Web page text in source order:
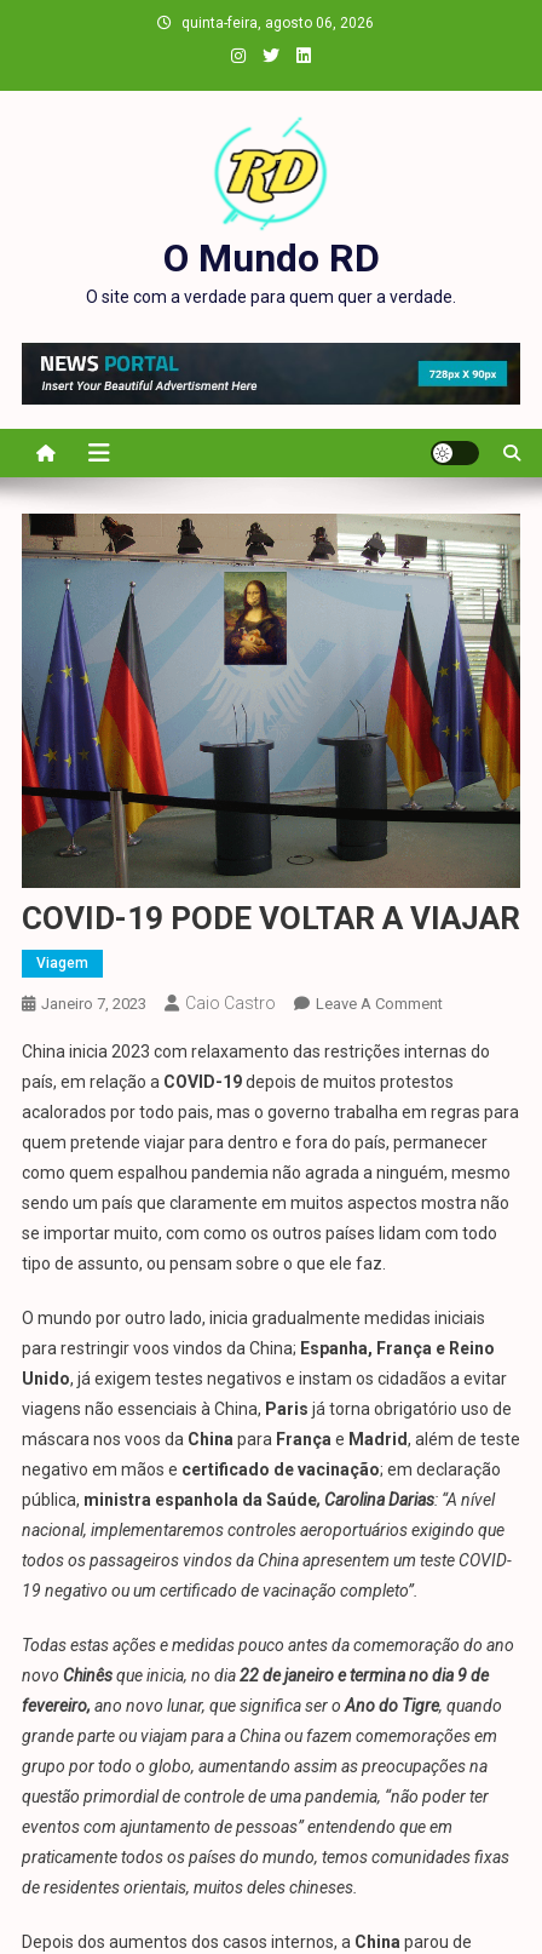
quinta-feira, agosto 06, 2026
O Mundo RD
O site com a verdade para quem quer a verdade.
COVID-19 PODE VOLTAR A VIAJAR
Viagem
Janeiro 7, 2023 Caio Castro Leave A CommentOn
19
PODE
VOLTAR
A
VIAJAR
China inicia 2023 com relaxamento das restrições internas do
país, em relação a COVID-19depois de muitos protestos
acalorados por todo pais, mas o governo trabalha em regras para
quem pretende viajar para dentro e fora do país, permanecer
como quem espalhou pandemia não agrada a ninguém, mesmo
sendo um país que claramente em muitos aspectos mostra não
se importar muito, com como os outros países lidam com todo
tipo de assunto, ou pensam sobre o que ele faz.
O mundo por outro lado, inicia gradualmente medidas iniciais
para restringir voos vindos da China; Espanha, França e Reino
Unido, já exigem testes negativos e instam os cidadãos a evitar
viagens não essenciais à China, Paris já torna obrigatório uso de
máscara nos voos da China para França e Madrid, além de teste
negativo em mãos e certificado de vacinação; em declaração
pública, ministra espanhola da Saúde, Carolina Darias: “A nível
nacional, implementaremos controles aeroportuários exigindo que
todos os passageiros vindos da China apresentem um teste COVID-
19 negativo ou um certificado de vacinação completo”.
Todas estas ações e medidas pouco antes da comemoração do ano
novo Chinêsqueinicia, no dia22 de janeiroe termina no dia 9 de
fevereiro, ano novo lunar, que significa ser o Ano do Tigre, quando
grande parte ou viajam para a China ou fazem comemorações em
grupo portodo o globo, aumentando assim as preocupações na
questão primordial de controle de uma pandemia, “não poder ter
eventos com ajuntamento de pessoas”entendendo que em
praticamente todos os países do mundo, temos comunidadesfixas
de residentes orientais, muitos deles chineses.
Depois dos aumentos dos casos internos, a China parou de